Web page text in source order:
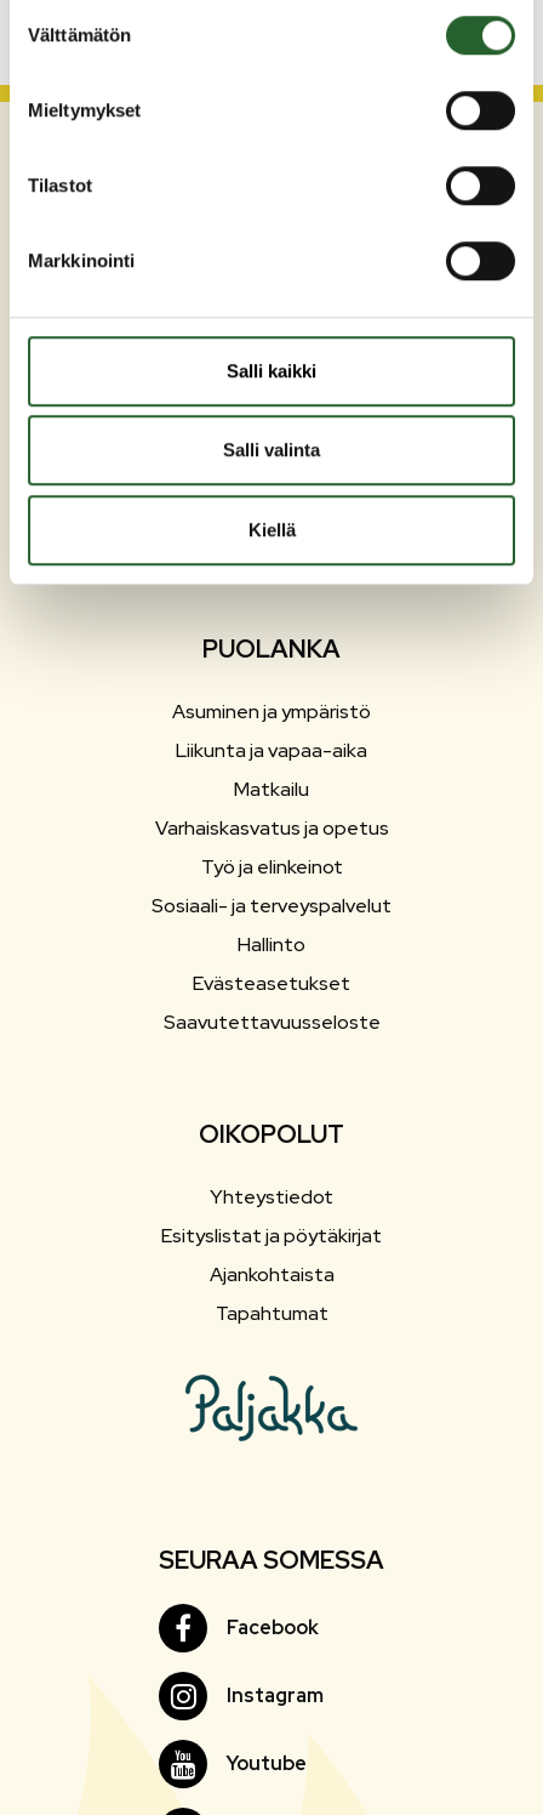
valinta
Välttämätön
Mieltymykset
Tilastot
Markkinointi
Salli kaikki
Salli valinta
Kiellä
Maaherrankatu 7
89200 Puolanka
Puh: +358 (0)8 6155 441
kunta(at)puolanka.fi
PUOLANKA
Asuminen ja ympäristö
Liikunta ja vapaa-aika
Matkailu
Varhaiskasvatus ja opetus
Työ ja elinkeinot
Sosiaali- ja terveyspalvelut
Hallinto
Evästeasetukset
Saavutettavuusseloste
OIKOPOLUT
Yhteystiedot
Esityslistat ja pöytäkirjat
Ajankohtaista
Tapahtumat
SEURAA SOMESSA
FacebookFacebook
InstagramInstagram
YoutubeYoutube